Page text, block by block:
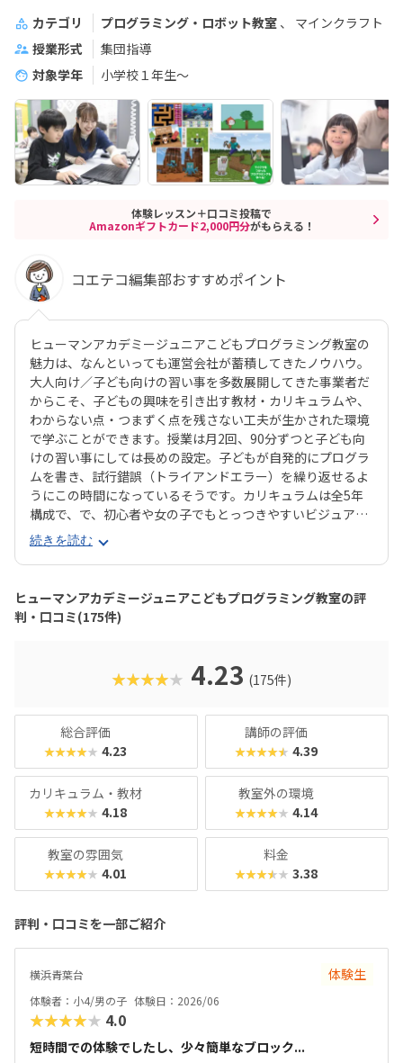
カテゴリ プログラミング・ロボット教室
マインクラフト
授業形式
集団指導
対象学年
小学校１年生〜
体験レッスン＋口コミ投稿で
Amazonギフトカード2,000円分がもらえる！
コエテコ編集部おすすめポイント
ヒューマンアカデミージュニアこどもプログラミング教室の
魅力は、なんといっても運営会社が蓄積してきたノウハウ。
大人向け／子ども向けの習い事を多数展開してきた事業者だ
からこそ、子どもの興味を引き出す教材・カリキュラムや、
わからない点・つまずく点を残さない工夫が生かされた環境
で学ぶことができます。授業は月2回、90分ずつと子ども向
けの習い事にしては長めの設定。子どもが自発的にプログラ
ムを書き、試行錯誤（トライアンドエラー）を繰り返せるよ
うにこの時間になっているそうです。カリキュラムは全5年
構成で、で、初心者や女の子でもとっつきやすいビジュアル
プログラミングツール「Scratch（スクラッチ）」から初め
て、エンジニアが実際に使用するプログラミング言語「Java
Script」までステップアップすることができます。ベーシッ
クコースではマウス操作など、パソコンの操作自体から学べ
るので、自宅でまったくパソコンをさわったことのないお子
さんでも戸惑うことなく授業に入っていけるでしょう。大学
おきたい」方におすすめのスクールといえます。また、いず
れもヒューマンオリジナルの教材で学べるので、高クオリテ
続きを読む
ヒューマンアカデミージュニアこどもプログラミング教室の評
判・口コミ(175件)
★★★★★ 4.23 (175件)
総合評価
★★★★★ 4.23
講師の評価
★★★★★ 4.39
カリキュラム・教材
★★★★★ 4.18
教室外の環境
★★★★★ 4.14
教室の雰囲気
★★★★★ 4.01
料金
★★★★★ 3.38
評判・口コミを一部ご紹介
横浜青葉台 体験生
体験者：小4/男の子 体験日：2026/06
★★★★★ 4.0
短時間での体験でしたし、少々簡単なブロック...